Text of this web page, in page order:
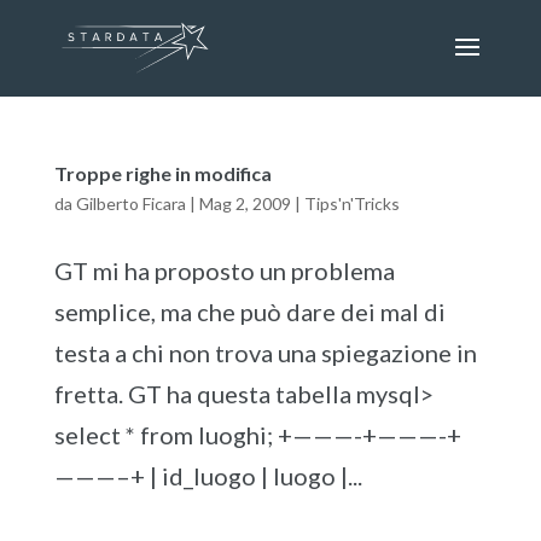
Troppe righe in modifica
da Gilberto Ficara | Mag 2, 2009 | Tips'n'Tricks
GT mi ha proposto un problema
semplice, ma che può dare dei mal di
testa a chi non trova una spiegazione in
fretta. GT ha questa tabella mysql>
select * from luoghi; +———-+———-+
———–+ | id_luogo | luogo |...